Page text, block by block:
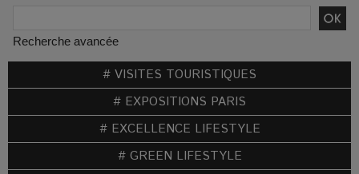
Recherche avancée
# VISITES TOURISTIQUES
# EXPOSITIONS PARIS
# EXCELLENCE LIFESTYLE
# GREEN LIFESTYLE